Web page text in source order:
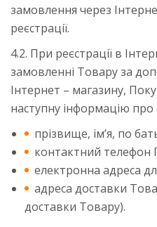
замовлення через
реєстрації.
4.2. При реєстрації в
замовленні Товару за
Інтернет – магазину,
наступну інформацію про
прізвище, ім’я, по
контактний телефон
електронна адреса
адреса доставки
доставки Товару).